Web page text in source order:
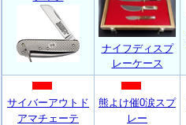
ナイフディスプ
レーケース
サイバーアウトド
アマチェーテ
熊よけ催0涙スプ
レー